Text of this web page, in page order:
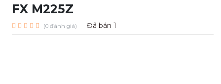
FX M225Z
(0 đánh giá) Đã bán 1